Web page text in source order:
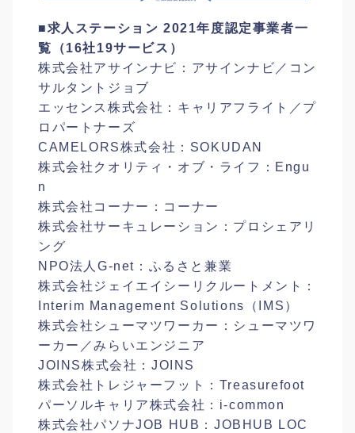
■求人ステーション 2021年度認定事業者一
覧（16社19サービス）
株式会社アサインナビ：アサインナビ／コン
サルタントジョブ
エッセンス株式会社：キャリアフライト／プ
ロパートナーズ
CAMELORS株式会社：SOKUDAN
株式会社クオリティ・オブ・ライフ：Engu
n
株式会社コーナー：コーナー
株式会社サーキュレーション：プロシェアリ
ング
NPO法人G-net：ふるさと兼業
株式会社ジェイエイシーリクルートメント：
Interim Management Solutions（IMS）
株式会社シューマツワーカー：シューマツワ
ーカー／みらいエンジニア
JOINS株式会社：JOINS
株式会社トレジャーフット：Treasurefoot
パーソルキャリア株式会社：i-common
株式会社パソナJOB HUB：JOBHUB LOC